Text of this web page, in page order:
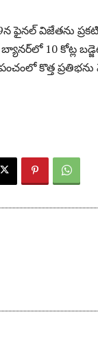
ఫైనల్ విజేతను
10 కోట్ల
కొత్త